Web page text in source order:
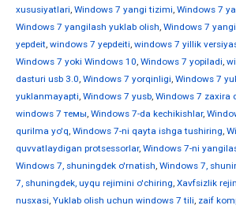
xususiyatlari, Windows 7 yangi tizimi, Windows 7
Windows 7 yangilash yuklab olish, Windows 7
yepdeit, windows 7 yepdeiti, windows 7 yillik
Windows 7 yoki Windows 10, Windows 7 yopiladi,
dasturi usb 3.0, Windows 7 yorqinligi, Windows 7
yuklanmayapti, Windows 7 yusb, Windows 7 zaxira
windows 7 темы, Windows 7-da kechikishlar,
qurilma yo'q, Windows 7-ni qayta ishga tushiring,
quvvatlaydigan protsessorlar, Windows 7-ni
Windows 7, shuningdek o'rnatish, Windows 7,
7, shuningdek, uyqu rejimini o'chiring, Xavfsizlik
nusxasi, Yuklab olish uchun windows 7 tili, zaif